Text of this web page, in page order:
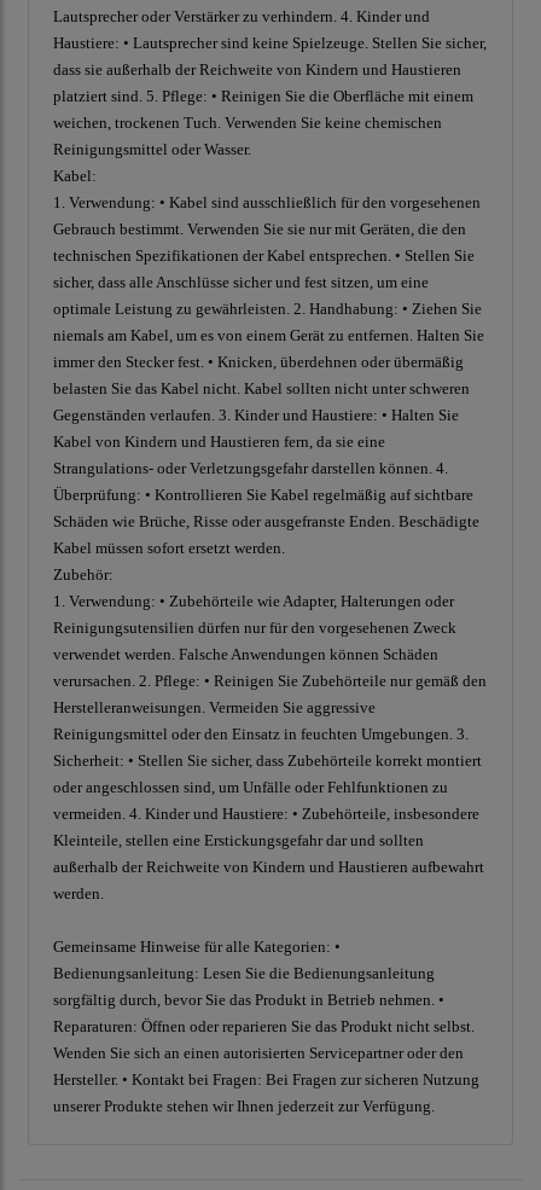
Lautsprecher oder Verstärker zu verhindern. 4. Kinder und
Haustiere: • Lautsprecher sind keine Spielzeuge. Stellen Sie sicher,
dass sie außerhalb der Reichweite von Kindern und Haustieren
platziert sind. 5. Pflege: • Reinigen Sie die Oberfläche mit einem
weichen, trockenen Tuch. Verwenden Sie keine chemischen
Reinigungsmittel oder Wasser.
Kabel:
1. Verwendung: • Kabel sind ausschließlich für den vorgesehenen
Gebrauch bestimmt. Verwenden Sie sie nur mit Geräten, die den
technischen Spezifikationen der Kabel entsprechen. • Stellen Sie
sicher, dass alle Anschlüsse sicher und fest sitzen, um eine
optimale Leistung zu gewährleisten. 2. Handhabung: • Ziehen Sie
niemals am Kabel, um es von einem Gerät zu entfernen. Halten Sie
immer den Stecker fest. • Knicken, überdehnen oder übermäßig
belasten Sie das Kabel nicht. Kabel sollten nicht unter schweren
Gegenständen verlaufen. 3. Kinder und Haustiere: • Halten Sie
Kabel von Kindern und Haustieren fern, da sie eine
Strangulations- oder Verletzungsgefahr darstellen können. 4.
Überprüfung: • Kontrollieren Sie Kabel regelmäßig auf sichtbare
Schäden wie Brüche, Risse oder ausgefranste Enden. Beschädigte
Kabel müssen sofort ersetzt werden.
Zubehör:
1. Verwendung: • Zubehörteile wie Adapter, Halterungen oder
Reinigungsutensilien dürfen nur für den vorgesehenen Zweck
verwendet werden. Falsche Anwendungen können Schäden
verursachen. 2. Pflege: • Reinigen Sie Zubehörteile nur gemäß den
Herstelleranweisungen. Vermeiden Sie aggressive
Reinigungsmittel oder den Einsatz in feuchten Umgebungen. 3.
Sicherheit: • Stellen Sie sicher, dass Zubehörteile korrekt montiert
oder angeschlossen sind, um Unfälle oder Fehlfunktionen zu
vermeiden. 4. Kinder und Haustiere: • Zubehörteile, insbesondere
Kleinteile, stellen eine Erstickungsgefahr dar und sollten
außerhalb der Reichweite von Kindern und Haustieren aufbewahrt
werden.
Gemeinsame Hinweise für alle Kategorien: •
Bedienungsanleitung: Lesen Sie die Bedienungsanleitung
sorgfältig durch, bevor Sie das Produkt in Betrieb nehmen. •
Reparaturen: Öffnen oder reparieren Sie das Produkt nicht selbst.
Wenden Sie sich an einen autorisierten Servicepartner oder den
Hersteller. • Kontakt bei Fragen: Bei Fragen zur sicheren Nutzung
unserer Produkte stehen wir Ihnen jederzeit zur Verfügung.